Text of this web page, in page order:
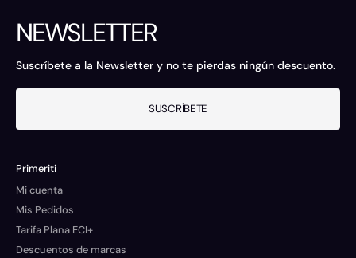
NEWSLETTER
Suscríbete a la Newsletter y no te pierdas ningún descuento.
SUSCRÍBETE
Primeriti
Mi cuenta
Mis Pedidos
Tarifa Plana ECI+
Descuentos de marcas